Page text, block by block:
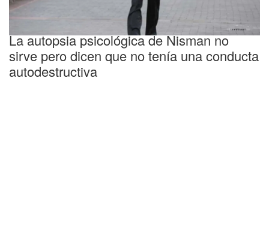
La autopsia psicológica de Nisman no
sirve pero dicen que no tenía una conducta
autodestructiva